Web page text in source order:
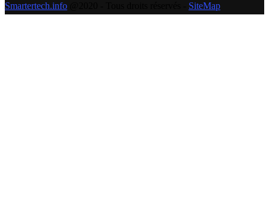
Smartertech.info SiteMap